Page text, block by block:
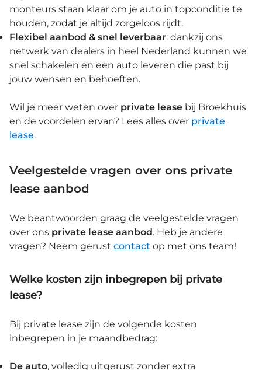
monteurs staan klaar om je auto in topconditie te
houden, zodat je altijd zorgeloos rijdt.
Flexibel aanbod & snel leverbaar: dankzij ons
netwerk van dealers in heel Nederland kunnen we
snel schakelen en een auto leveren die past bij
jouw wensen en behoeften.
Wil je meer weten over private lease bij Broekhuis
en de voordelen ervan? Lees alles over private
lease.
Veelgestelde vragen over ons private
lease aanbod
We beantwoorden graag de veelgestelde vragen
over ons private lease aanbod. Heb je andere
vragen? Neem gerust contact op met ons team!
Welke kosten zijn inbegrepen bij private
lease?
Bij private lease zijn de volgende kosten
inbegrepen in je maandbedrag:
De auto, volledig uitgerust zonder extra